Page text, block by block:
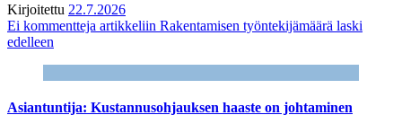
Kirjoitettu 22.7.2026
Ei kommentteja artikkeliin Rakentamisen työntekijämäärä laski
edelleen
Asiantuntija: Kustannusohjauksen haaste on johtaminen